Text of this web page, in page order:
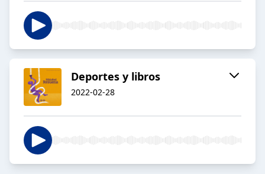
Deportes y libros
2022-02-28